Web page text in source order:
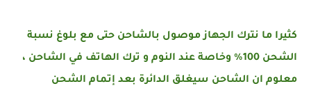
كثيرا ما نترك الجهاز موصول بالشاحن حتى مع بلوغ نسبة
الشحن 100% وخاصة عند النوم و ترك الهاتف في الشاحن ،
معلوم ان الشاحن سيغلق الدائرة بعد إتمام الشحن